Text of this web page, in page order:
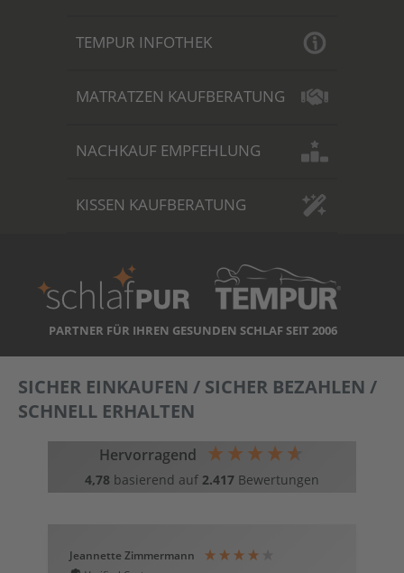
TEMPUR INFOTHEK
MATRATZEN KAUFBERATUNG
NACHKAUF EMPFEHLUNG
KISSEN KAUFBERATUNG
PARTNER FÜR IHREN GESUNDEN SCHLAF SEIT 2006
SICHER EINKAUFEN / SICHER BEZAHLEN /
SCHNELL ERHALTEN
Hervorragend
4,78 basierend auf 2.417 Bewertungen
Jeannette Zimmermann